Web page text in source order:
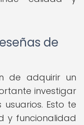
de
de adquirir un
investigar
Esto te
y funcionalidad